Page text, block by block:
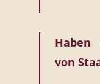
Haben
von